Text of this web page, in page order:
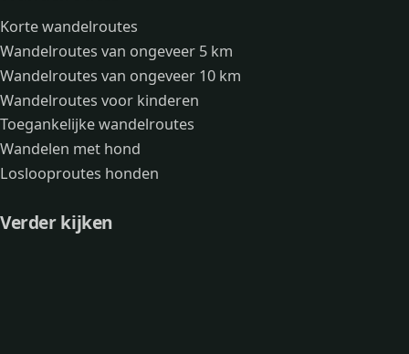
Korte wandelroutes
Wandelroutes van ongeveer 5 km
Wandelroutes van ongeveer 10 km
Wandelroutes voor kinderen
Toegankelijke wandelroutes
Wandelen met hond
Loslooproutes honden
Verder kijken